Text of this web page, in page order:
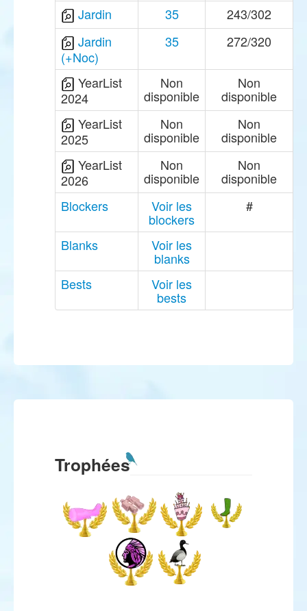
Jardin
35
243/302
Jardin
(+Noc)
35 272/320
YearList
2024
Non
disponible
Non
disponible
YearList
2025
Non
disponible
Non
disponible
YearList
2026
Non
disponible
Non
disponible
Blockers
Voir les
blockers
#
Blanks Voir les
blanks
Bests
Voir les
bests
Trophées